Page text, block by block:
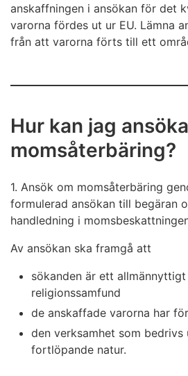
anskaffningen i ansökan för det
varorna fördes ut ur EU. Lämna
från att varorna förts till ett
Hur kan jag
momsåterbäring?
1. Ansök om momsåterbäring
formulerad ansökan till begäran
handledning i
Av ansökan ska framgå att
sökanden är ett
religionssamfund
de anskaffade varorna har
den verksamhet som bedrivs
fortlöpande natur.